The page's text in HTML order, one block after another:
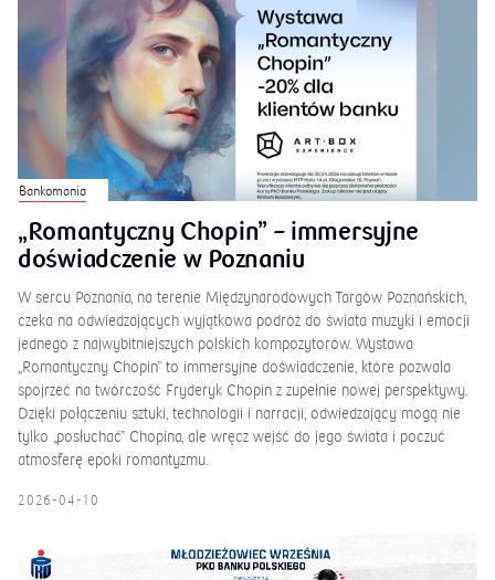
Bankomania
„Romantyczny Chopin” – immersyjne
doświadczenie w Poznaniu
W sercu Poznania, na terenie Międzynarodowych Targów Poznańskich,
czeka na odwiedzających wyjątkowa podróż do świata muzyki i emocji
jednego z najwybitniejszych polskich kompozytorów. Wystawa
„Romantyczny Chopin” to immersyjne doświadczenie, które pozwala
spojrzeć na twórczość Fryderyk Chopin z zupełnie nowej perspektywy.
Dzięki połączeniu sztuki, technologii i narracji, odwiedzający mogą nie
tylko „posłuchać” Chopina, ale wręcz wejść do jego świata i poczuć
atmosferę epoki romantyzmu.
2026-04-10